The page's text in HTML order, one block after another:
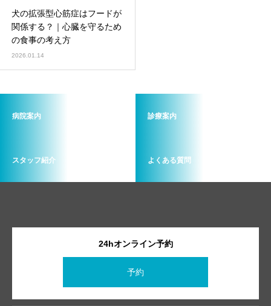
犬の拡張型心筋症はフードが
関係する？｜心臓を守るため
の食事の考え方
2026.01.14
病院案内 診療案内
スタッフ紹介 よくある質問
24hオンライン予約
予約